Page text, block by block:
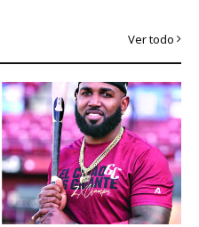
Ver todo